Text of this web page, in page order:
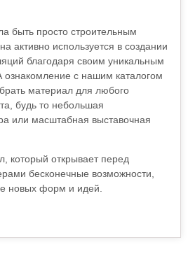
быть просто строительным
активно используется в создании
благодаря своим уникальным
ознакомление с нашим каталогом
материал для любого
будь то небольшая
или масштабная выставочная
который открывает перед
бесконечные возможности,
новых форм и идей.